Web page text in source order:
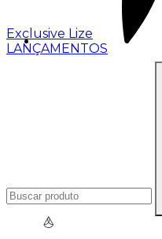
Exclusive Lize
LANÇAMENTOS